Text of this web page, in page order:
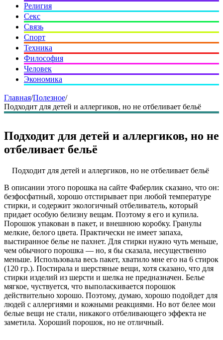
Религия
Секс
Связь
Спорт
Техника
Философия
Человек
Экономика
Главная/Полезное/
Подходит для детей и аллергиков, но не отбеливает бельё
Подходит для детей и аллергиков, но не
отбеливает бельё
Подходит для детей и аллергиков, но не отбеливает бельё
В описании этого порошка на сайте Фаберлик сказано, что он:
безфосфатный, хорошо отстирывает при любой температуре
стирки, и содержит экологичный отбеливатель, который
придает особую белизну вещам. Поэтому я его и купила.
Порошок упакован в пакет, и внешнюю коробку. Гранулы
мелкие, белого цвета. Практически не имеет запаха,
выстиранное белье не пахнет. Для стирки нужно чуть меньше,
чем обычного порошка — но, я бы сказала, несущественно
меньше. Использовала весь пакет, хватило мне его на 6 стирок
(120 гр.). Постирала и шерстяные вещи, хотя сказано, что для
стирки изделий из шерсти и шелка не предназначен. Белье
мягкое, чуствуется, что выполаскивается порошок
действительно хорошо. Поэтому, думаю, хорошо подойдет для
людей с аллергиями и кожными реакциями. Но вот белее мои
белые вещи не стали, никакого отбеливающего эффекта не
заметила. Хороший порошок, но не отличный.